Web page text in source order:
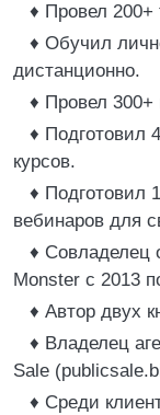
♦ Провел 200+
♦ Обучил
дистанционно.
♦ Провел
♦ Подготовил
курсов.
♦ Подготовил
вебинаров для
♦ Совладелец
Monster c 2013
♦ Автор двух
♦ Владелец
Sale
♦ Среди